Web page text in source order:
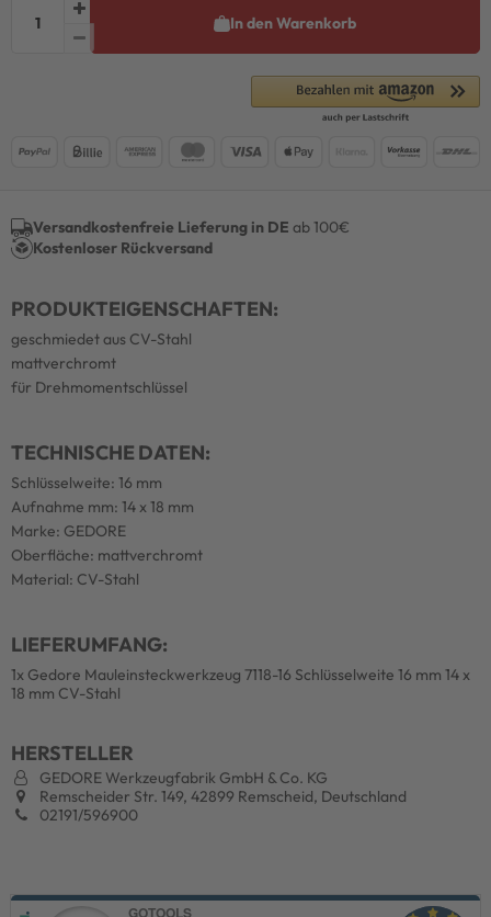
In den Warenkorb
Versandkostenfreie Lieferung in DE ab 100€
Kostenloser Rückversand
PRODUKTEIGENSCHAFTEN:
geschmiedet aus CV-Stahl
mattverchromt
für Drehmomentschlüssel
TECHNISCHE DATEN:
Schlüsselweite: 16 mm
Aufnahme mm: 14 x 18 mm
Marke: GEDORE
Oberfläche: mattverchromt
Material: CV-Stahl
LIEFERUMFANG:
1x Gedore Mauleinsteckwerkzeug 7118-16 Schlüsselweite 16 mm 14 x
18 mm CV-Stahl
HERSTELLER
GEDORE Werkzeugfabrik GmbH & Co. KG
Remscheider Str. 149, 42899 Remscheid, Deutschland
02191/596900